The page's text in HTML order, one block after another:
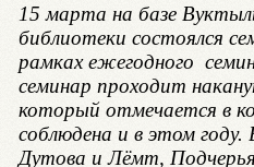
15 марта на базе
библиотеки состоялся
рамках ежегодного
семинар проходит
который отмечается в
соблюдена и в этом
Дутова и Лёмт,